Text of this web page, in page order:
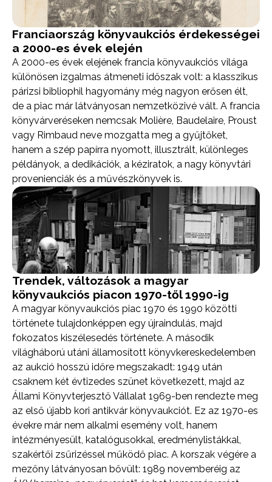
Franciaország könyvaukciós érdekességei
a 2000-es évek elején
A 2000-es évek elejének francia könyvaukciós világa
különösen izgalmas átmeneti időszak volt: a klasszikus
párizsi bibliophil hagyomány még nagyon erősen élt,
de a piac már látványosan nemzetközivé vált. A francia
könyvárveréseken nemcsak Molière, Baudelaire, Proust
vagy Rimbaud neve mozgatta meg a gyűjtőket,
hanem a szép papírra nyomott, illusztrált, különleges
példányok, a dedikációk, a kéziratok, a nagy könyvtári
provenienciák és a művészkönyvek is.
Trendek, változások a magyar
könyvaukciós piacon 1970-től 1990-ig
A magyar könyvaukciós piac 1970 és 1990 közötti
története tulajdonképpen egy újraindulás, majd
fokozatos kiszélesedés története. A második
világháború utáni államosított könyvkereskedelemben
az aukció hosszú időre megszakadt: 1949 után
csaknem két évtizedes szünet következett, majd az
Állami Könyvterjesztő Vállalat 1969-ben rendezte meg
az első újabb kori antikvár könyvaukciót. Ez az 1970-es
évekre már nem alkalmi esemény volt, hanem
intézményesült, katalógusokkal, eredménylistákkal,
szakértői zsűrizéssel működő piac. A korszak végére a
mezőny látványosan bővült: 1989 novemberéig az